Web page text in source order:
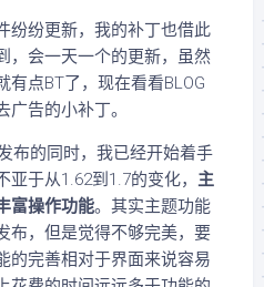
纷更新，我的补丁也借此
，会一天一个的更新，虽然
有点BT了，现在看看BLOG
广告的小补丁。
的同时，我已经开始着手
于从1.62到1.7的变化， 主
富操作功能。其实主题功能
布，但是觉得不够完美，要
的完善相对于界面来说容易